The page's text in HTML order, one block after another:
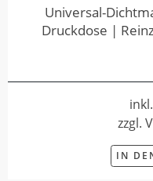
Universal-
Druckdose |
zzgl.
IN